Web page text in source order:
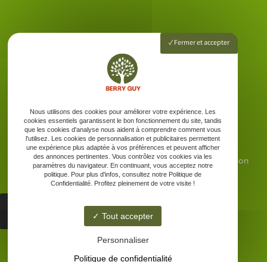
Accueil
Entretien espaces verts
Jardin / potager
Contact
6 b avenue du stade, 33350 Saint-Magne-De-Castillon
Lundi - Vendredi : 9h - 18h
Fermer et accepter
Nous utilisons des cookies pour améliorer votre expérience. Les
cookies essentiels garantissent le bon fonctionnement du site, tandis
que les cookies d'analyse nous aident à comprendre comment vous
l'utilisez. Les cookies de personnalisation et publicitaires permettent
une expérience plus adaptée à vos préférences et peuvent afficher
des annonces pertinentes. Vous contrôlez vos cookies via les
paramètres du navigateur. En continuant, vous acceptez notre
politique. Pour plus d'infos, consultez notre Politique de
Confidentialité. Profitez pleinement de votre visite !
Tout accepter
Personnaliser
Politique de confidentialité